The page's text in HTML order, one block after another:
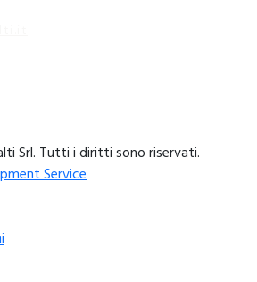
Srl. Tutti i diritti sono riservati.
Service